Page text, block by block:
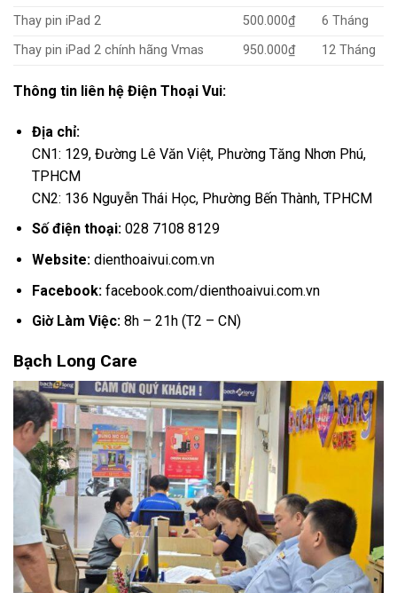
Thay pin iPad 2 500.000₫
6 Tháng
Thay pin iPad 2 chính hãng Vmas
950.000₫ 12 Tháng
Thông tin liên hệ Điện Thoại Vui:
Địa chỉ:
CN1: 129, Đường Lê Văn Việt, Phường Tăng Nhơn Phú,
TPHCM
CN2: 136 Nguyễn Thái Học, Phường Bến Thành, TPHCM
Số điện thoại:028 7108 8129
Website:dienthoaivui.com.vn
Facebook: facebook.com/dienthoaivui.com.vn
Giờ Làm Việc:8h – 21h (T2 – CN)
Bạch Long Care